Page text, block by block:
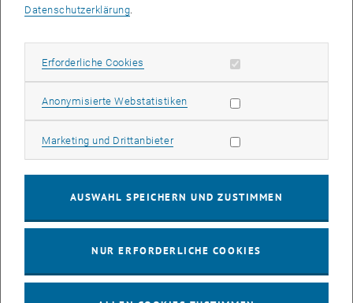
Deckenelemente und Raumoberflächen sowie den Einbau von
bestehenden Klima- und Lüftungstechnik für diesen Bereich
erneuert und ausgebaut.
Engineeringgeforscht?
Das Institut beschäftigt sich mit grundlagen- und
anwendungsorientierter Forschung unter anderem mit der
Berechnung elektromagnetischer Felder, mit Mikrowellentechnik im
Bereich der Informations- und Kommunikationstechnologien
und mit Sensorik in Medizin und Biologie. DerTeilbereich
Engineering. Unter diesem Begriff versteht man die Verknüpfung von
Biowissenschaften mit den traditionellen Ingenieurwissenschaften.
Engineeringlaufend höhere technische Anforderungen und das bei
Datenschutzerklärung.
Erforderliche Cookies Erforderliche Cookies zulassen
Anonymisierte WebstatistikenStatistik Cookies zulassen
Marketing und DrittanbieterMarketing Cookies zulassen
AUSWAHL SPEICHERN UND ZUSTIMMEN
NUR ERFORDERLICHE COOKIES